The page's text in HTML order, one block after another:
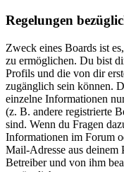
Regelungen
Zweck eines Boards ist
zu ermöglichen. Du bist
Profils und die von dir
zugänglich sein können.
einzelne Informationen
(z. B. andere registrierte
sind. Wenn du Fragen
Informationen im Forum
Mail-Adresse aus deinem
Betreiber und von ihm